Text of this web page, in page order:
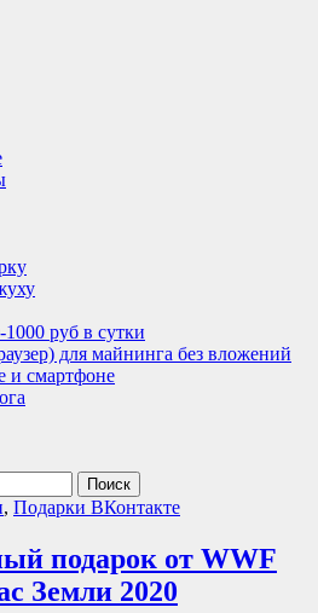
1000 руб в сутки
для майнинга без вложений
и смартфоне
, Подарки ВКонтакте
подарок от WWF
Земли 2020